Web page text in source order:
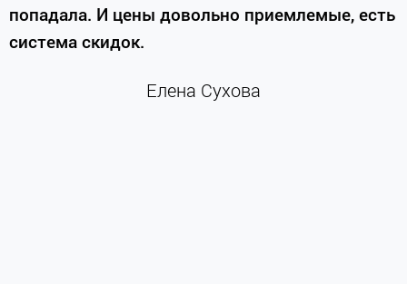
попадала. И цены довольно приемлемые, есть
система скидок.
Елена Сухова